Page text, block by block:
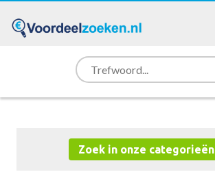
Zoek in onze categorieën